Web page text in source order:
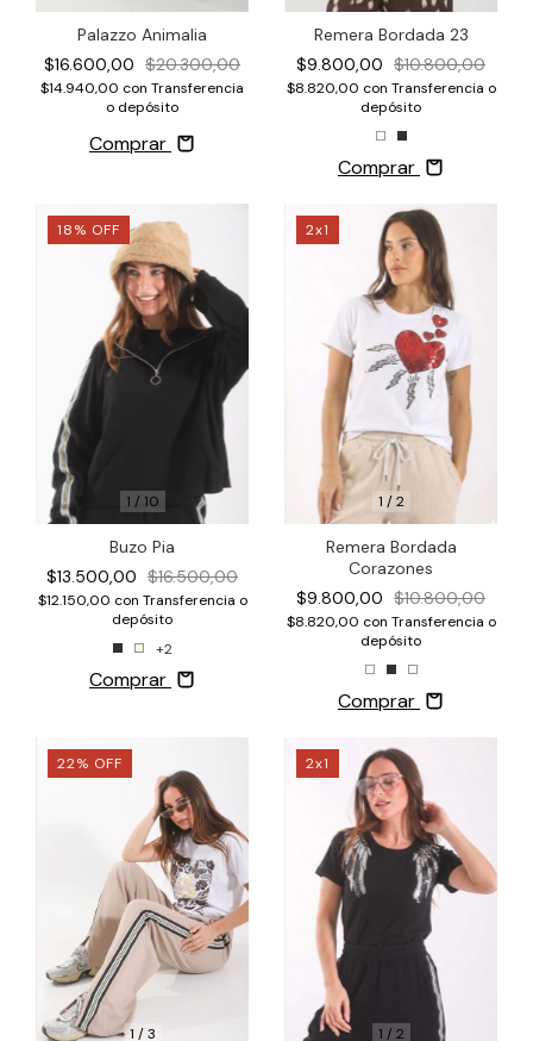
Palazzo Animalia
$16.600,00 $20.300,00
$14.940,00 con Transferencia
o depósito
Comprar
Remera Bordada 23
$9.800,00 $10.800,00
$8.820,00 con Transferencia o
depósito
Comprar
1 / 10
18% OFF
Buzo Pia
$13.500,00 $16.500,00
$12.150,00 con Transferencia o
depósito
+2
Comprar
1 /2
2x1
Remera Bordada
Corazones
$9.800,00 $10.800,00
$8.820,00 con Transferencia o
depósito
Comprar
1 /3
22% OFF
1 / 2
2x1